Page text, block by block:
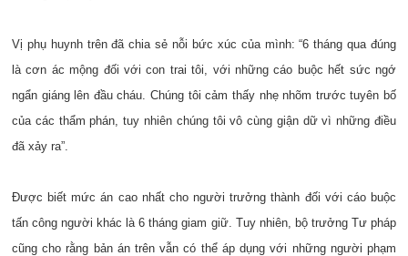
Vị phụ huynh trên đã chia sẻ nỗi bức xúc của mình: “6 tháng qua đúng
là cơn ác mộng đối với con trai tôi, với những cáo buộc hết sức ngớ
ngẩn giáng lên đầu cháu. Chúng tôi cảm thấy nhẹ nhõm trước tuyên bố
của các thẩm phán, tuy nhiên chúng tôi vô cùng giận dữ vì những điều
đã xảy ra”.
Được biết mức án cao nhất cho người trưởng thành đối với cáo buộc
tấn công người khác là 6 tháng giam giữ. Tuy nhiên, bộ trưởng Tư pháp
cũng cho rằng bản án trên vẫn có thể áp dụng với những người phạm